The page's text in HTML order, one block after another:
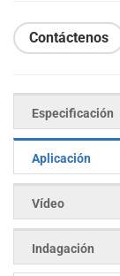
Contáctenos
Especificación
Aplicación
Vídeo
Indagación